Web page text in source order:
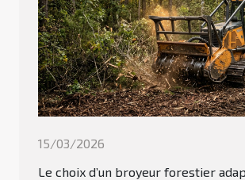
15/03/2026
Le choix d’un broyeur forestier